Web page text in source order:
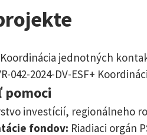
Koordinácia jednotných
042-2024-DV-ESF+
pomoci
investícií, regionálneho
fondov: Riadiaci orgán